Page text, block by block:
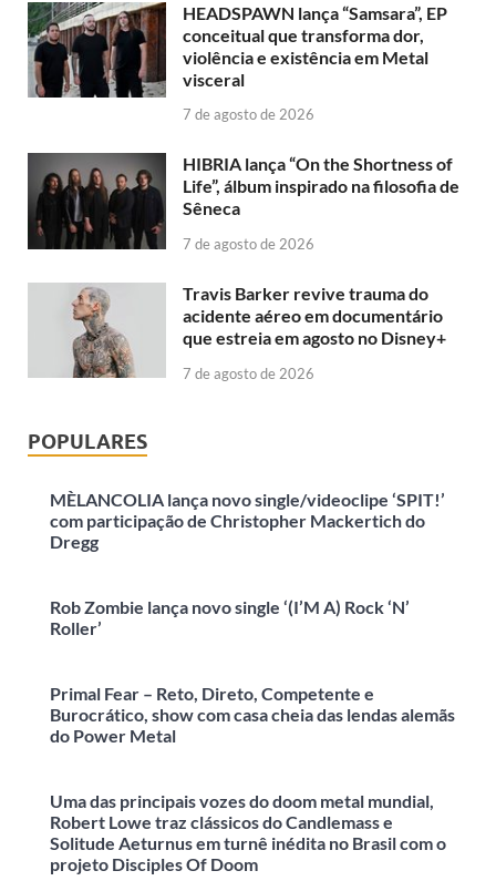
HEADSPAWN lança “Samsara”, EP
conceitual que transforma dor,
violência e existência em Metal
visceral
7 de agosto de 2026
HIBRIA lança “On the Shortness of
Life”, álbum inspirado na filosofia de
Sêneca
7 de agosto de 2026
Travis Barker revive trauma do
acidente aéreo em documentário
que estreia em agosto no Disney+
7 de agosto de 2026
POPULARES
MÈLANCOLIA lança novo single/videoclipe ‘SPIT!’
com participação de Christopher Mackertich do
Dregg
Rob Zombie lança novo single ‘(I’M A) Rock ‘N’
Roller’
Primal Fear – Reto, Direto, Competente e
Burocrático, show com casa cheia das lendas alemãs
do Power Metal
Uma das principais vozes do doom metal mundial,
Robert Lowe traz clássicos do Candlemass e
Solitude Aeturnus em turnê inédita no Brasil com o
projeto Disciples Of Doom